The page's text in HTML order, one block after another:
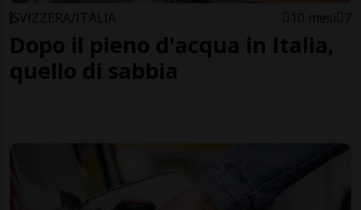
SVIZZERA/ITALIA 10 mesi 7
Dopo il pieno d'acqua in Italia,
quello di sabbia